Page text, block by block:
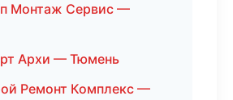
Монтаж Сервис —
Архи — Тюмень
Ремонт Комплекс —